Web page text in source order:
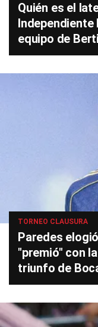
Quién es el
Independiente
equipo de Berti
TORNEO CLAUSURA
Paredes
"premió" con
triunfo de